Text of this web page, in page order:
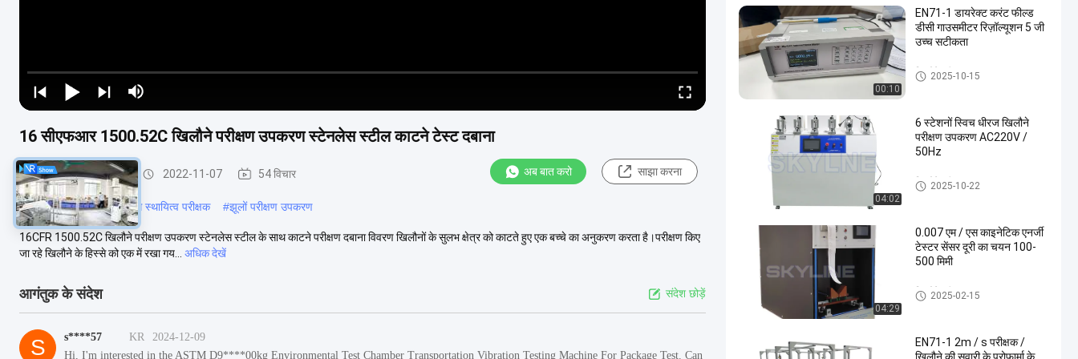
16 सीएफआर 1500.52C खिलौने परीक्षण उपकरण स्टेनलेस स्टील काटने टेस्ट दबाना
खिलौने परीक्षण उपकरण 2022-11-07 54 विचार अब बात करो साझा करना
#स्थिरता परीक्षण कक्ष #स्विंग स्थायित्व परीक्षक #झूलों परीक्षण उपकरण
16CFR 1500.52C खिलौने परीक्षण उपकरण स्टेनलेस स्टील के साथ काटने परीक्षण दबाना विवरण खिलौनों के सुलभ क्षेत्र को काटते हुए एक बच्चे का अनुकरण करता है।परीक्षण किए
जा रहे खिलौने के हिस्से को एक में रखा गय...
अधिक देखें
आगंतुक के संदेश संदेश छोड़ें
S s****57 KR
2024-12-09
Hi, I'm interested in the ASTM D9****00kg Environmental Test Chamber Transportation Vibration Testing Machine For Package Test. Can
00:10
EN71-1 डायरेक्ट करंट फील्ड
डीसी गाउसमीटर रिज़ॉल्यूशन 5 जी
उच्च सटीकता
खिलौने परीक्षण उपकरण
2025-10-15
04:02
6 स्टेशनों स्विच धीरज खिलौने
परीक्षण उपकरण AC220V /
50Hz
खिलौने परीक्षण उपकरण
2025-10-22
04:29
0.007 एम / एस काइनेटिक एनर्जी
टेस्टर सेंसर दूरी का चयन 100-
500 मिमी
खिलौने परीक्षण उपकरण
2025-02-15
EN71-1 2m / s परीक्षक /